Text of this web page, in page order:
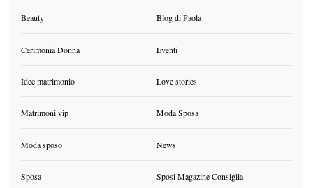
Beauty Blog di Paola
Cerimonia Donna Eventi
Idee matrimonio Love stories
Matrimoni vip Moda Sposa
Moda sposo News
Sposa Sposi Magazine Consiglia